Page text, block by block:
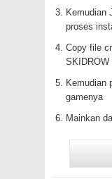
Kemudian
proses
Copy file
SKIDROW
Kemudian
gamenya
Mainkan